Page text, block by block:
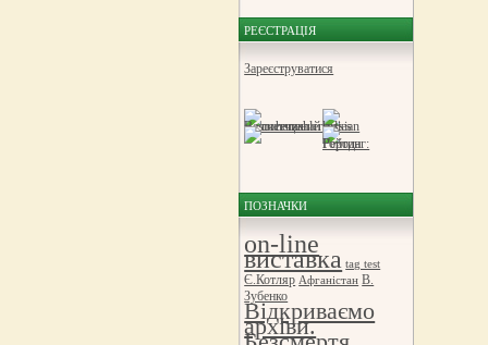
РЕЄСТРАЦІЯ
Зареєструватися
ПОЗНАЧКИ
on-line
виставка tag test
Є.Котляр Афганістан В.
Зубенко
Відкриваємо
архіви.